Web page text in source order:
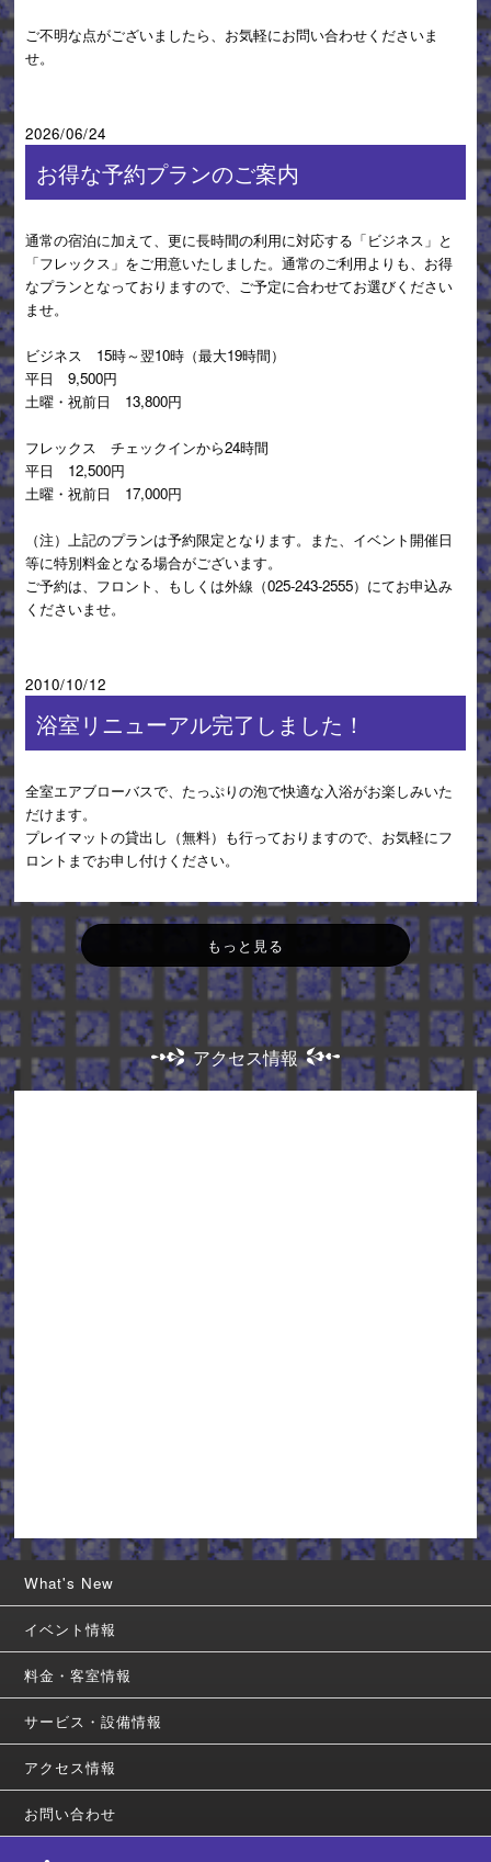
ご不明な点がございましたら、お気軽にお問い合わせくださいま
せ。
2026/06/24
お得な予約プランのご案内
通常の宿泊に加えて、更に長時間の利用に対応する「ビジネス」と
「フレックス」をご用意いたしました。通常のご利用よりも、お得
なプランとなっておりますので、ご予定に合わせてお選びください
ませ。
ビジネス 15時～翌10時（最大19時間）
平日 9,500円
土曜・祝前日 13,800円
フレックス チェックインから24時間
平日 12,500円
土曜・祝前日 17,000円
（注）上記のプランは予約限定となります。また、イベント開催日
等に特別料金となる場合がございます。
ご予約は、フロント、もしくは外線（025-243-2555）にてお申込み
くださいませ。
2010/10/12
浴室リニューアル完了しました！
全室エアブローバスで、たっぷりの泡で快適な入浴がお楽しみいた
だけます。
プレイマットの貸出し（無料）も行っておりますので、お気軽にフ
ロントまでお申し付けください。
もっと見る
アクセス情報
What's New
イベント情報
料金・客室情報
サービス・設備情報
アクセス情報
お問い合わせ